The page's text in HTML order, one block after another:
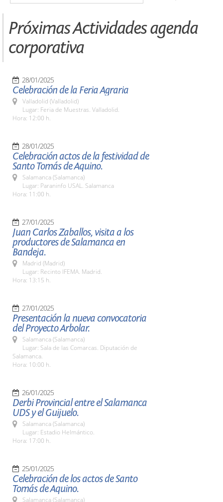
Próximas Actividades agenda
corporativa
28/01/2025
Celebración de la Feria Agraria
Valladolid (Valladolid)
Lugar: Feria de Muestras. Valladolid.
Hora: 12:00 h.
28/01/2025
Celebración actos de la festividad de
Santo Tomás de Aquino.
Salamanca (Salamanca)
Lugar: Paraninfo USAL. Salamanca
Hora: 11:00 h.
27/01/2025
Juan Carlos Zaballos, visita a los
productores de Salamanca en
Bandeja.
Madrid (Madrid)
Lugar: Recinto IFEMA. Madrid.
Hora: 13:15 h.
27/01/2025
Presentación la nueva convocatoria
del Proyecto Arbolar.
Salamanca (Salamanca)
Lugar: Sala de las Comarcas. Diputación de
Salamanca.
Hora: 10:00 h.
26/01/2025
Derbi Provincial entre el Salamanca
UDS y el Guijuelo.
Salamanca (Salamanca)
Lugar: Estadio Helmántico.
Hora: 17:00 h.
25/01/2025
Celebración de los actos de Santo
Tomás de Aquino.
Salamanca (Salamanca)